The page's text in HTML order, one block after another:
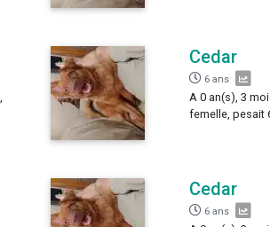
Cedar
6 ans
A 0 an(s), 3
femelle, pesait
Cedar
6 ans